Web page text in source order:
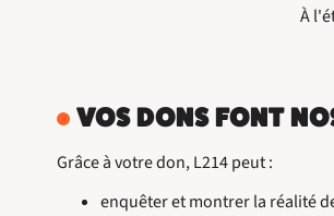
À
VOS DONS FONT
Grâce à votre don, L214 peut :
enquêter et montrer la réalité